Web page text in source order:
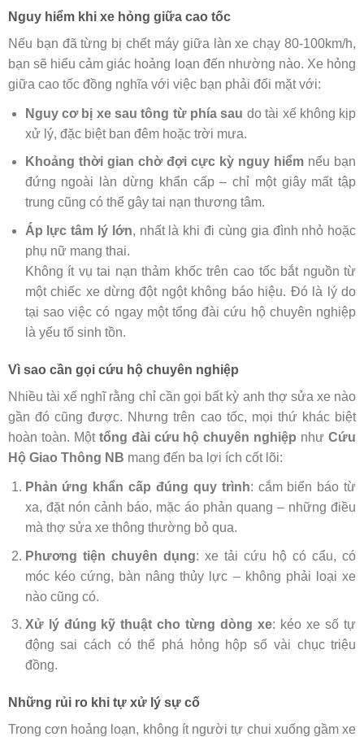
Nguy hiểm khi xe hỏng giữa cao tốc
Nếu bạn đã từng bị chết máy giữa làn xe chạy 80-100km/h,
bạn sẽ hiểu cảm giác hoảng loạn đến nhường nào. Xe hỏng
giữa cao tốc đồng nghĩa với việc bạn phải đối mặt với:
Nguy cơ bị xe sau tông từ phía sau do tài xế không kịp
xử lý, đặc biệt ban đêm hoặc trời mưa.
Khoảng thời gian chờ đợi cực kỳ nguy hiểm nếu bạn
đứng ngoài làn dừng khẩn cấp – chỉ một giây mất tập
trung cũng có thể gây tai nạn thương tâm.
Áp lực tâm lý lớn, nhất là khi đi cùng gia đình nhỏ hoặc
phụ nữ mang thai.
Không ít vụ tai nạn thảm khốc trên cao tốc bắt nguồn từ
một chiếc xe dừng đột ngột không báo hiệu. Đó là lý do
tại sao việc có ngay một tổng đài cứu hộ chuyên nghiệp
là yếu tố sinh tồn.
Vì sao cần gọi cứu hộ chuyên nghiệp
Nhiều tài xế nghĩ rằng chỉ cần gọi bất kỳ anh thợ sửa xe nào
gần đó cũng được. Nhưng trên cao tốc, mọi thứ khác biệt
hoàn toàn. Một tổng đài cứu hộ chuyên nghiệp nhưCứu
Hộ Giao Thông NB mang đến ba lợi ích cốt lõi:
Phản ứng khẩn cấp đúng quy trình: cắm biển báo từ
xa, đặt nón cảnh báo, mặc áo phản quang – những điều
mà thợ sửa xe thông thường bỏ qua.
Phương tiện chuyên dụng: xe tải cứu hộ có cẩu, có
móc kéo cứng, bàn nâng thủy lực – không phải loại xe
nào cũng có.
Xử lý đúng kỹ thuật cho từng dòng xe: kéo xe số tự
động sai cách có thể phá hỏng hộp số vài chục triệu
đồng.
Những rủi ro khi tự xử lý sự cố
Trong cơn hoảng loạn, không ít người tự chui xuống gầm xe